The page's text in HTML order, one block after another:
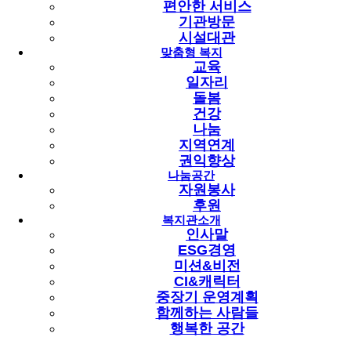
편안한 서비스
기관방문
시설대관
맞춤형 복지
교육
일자리
돌봄
건강
나눔
지역연계
권익향상
나눔공간
자원봉사
후원
복지관소개
인사말
ESG경영
미션&비전
CI&캐릭터
중장기 운영계획
함께하는 사람들
행복한 공간
[고취] 고령자 구직 역량 강화를 위한 취업
지원 프로그램 '구해줘 잡(JOB)스' 1기
4회기 진행
페이지 정보
2025-06-30 13:48
최고관리자
관련링크
목록
6월 30일(월) 고령자취업알선지원사업에서는
고령자 구직 역량 강화를 위한 취업 지원 프로그램 '구해줘 잡
(JOB)스'가 진행되었습니다.